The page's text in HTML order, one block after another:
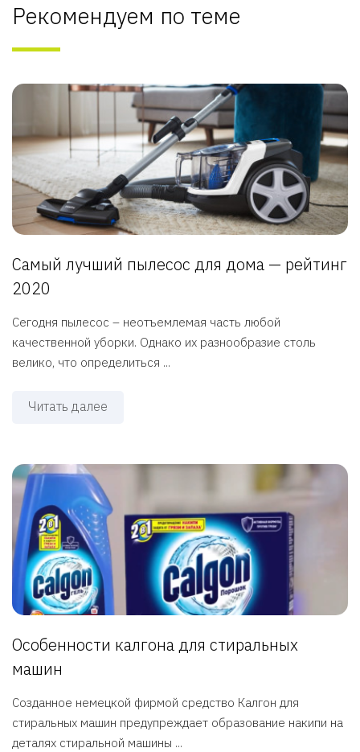
Рекомендуем по теме
Самый лучший пылесос для дома — рейтинг
2020
Сегодня пылесос – неотъемлемая часть любой
качественной уборки. Однако их разнообразие столь
велико, что определиться ...
Читать далее
Особенности калгона для стиральных
машин
Созданное немецкой фирмой средство Калгон для
стиральных машин предупреждает образование накипи на
деталях стиральной машины ...